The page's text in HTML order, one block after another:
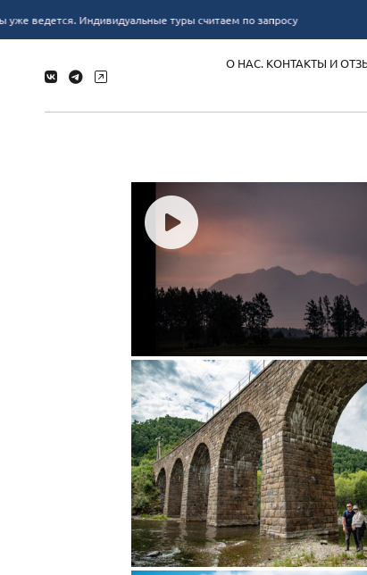
О НАС. КОНТАКТЫ И
Индивидуальные туры считаем по запросу